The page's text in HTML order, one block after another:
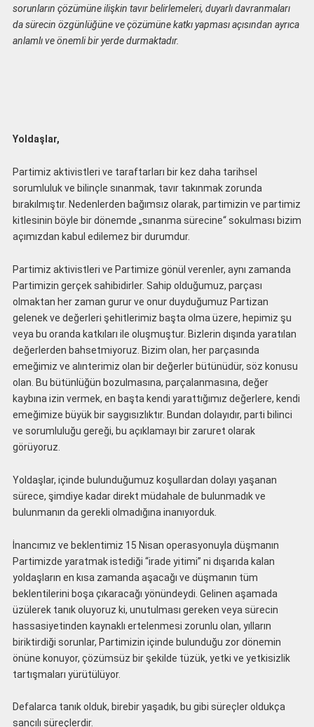
sorunların çözümüne ilişkin tavır belirlemeleri, duyarlı davranmaları
da sürecin özgünlüğüne ve çözümüne katkı yapması açısından ayrıca
anlamlı ve önemli bir yerde durmaktadır.
Yoldaşlar,
Partimiz aktivistleri ve taraftarları bir kez daha tarihsel
sorumluluk ve bilinçle sınanmak, tavır takınmak zorunda
bırakılmıştır. Nedenlerden bağımsız olarak, partimizin ve partimiz
kitlesinin böyle bir dönemde „sınanma sürecine“ sokulması bizim
açımızdan kabul edilemez bir durumdur.
Partimiz aktivistleri ve Partimize gönül verenler, aynı zamanda
Partimizin gerçek sahibidirler. Sahip olduğumuz, parçası
olmaktan her zaman gurur ve onur duyduğumuz Partizan
gelenek ve değerleri şehitlerimiz başta olma üzere, hepimiz şu
veya bu oranda katkıları ile oluşmuştur. Bizlerin dışında yaratılan
değerlerden bahsetmiyoruz. Bizim olan, her parçasında
emeğimiz ve alınterimiz olan bir değerler bütünüdür, söz konusu
olan. Bu bütünlüğün bozulmasına, parçalanmasına, değer
kaybına izin vermek, en başta kendi yarattığımız değerlere, kendi
emeğimize büyük bir saygısızlıktır. Bundan dolayıdır, parti bilinci
ve sorumluluğu gereği, bu açıklamayı bir zaruret olarak
görüyoruz.
Yoldaşlar, içinde bulunduğumuz koşullardan dolayı yaşanan
sürece, şimdiye kadar direkt müdahale de bulunmadık ve
bulunmanın da gerekli olmadığına inanıyorduk.
İnancımız ve beklentimiz 15 Nisan operasyonuyla düşmanın
Partimizde yaratmak istediği “irade yitimi” ni dışarıda kalan
yoldaşların en kısa zamanda aşacağı ve düşmanın tüm
beklentilerini boşa çıkaracağı yönündeydi. Gelinen aşamada
üzülerek tanık oluyoruz ki, unutulması gereken veya sürecin
hassasiyetinden kaynaklı ertelenmesi zorunlu olan, yılların
biriktirdiği sorunlar, Partimizin içinde bulunduğu zor dönemin
önüne konuyor, çözümsüz bir şekilde tüzük, yetki ve yetkisizlik
tartışmaları yürütülüyor.
Defalarca tanık olduk, birebir yaşadık, bu gibi süreçler oldukça
sancılı süreçlerdir.